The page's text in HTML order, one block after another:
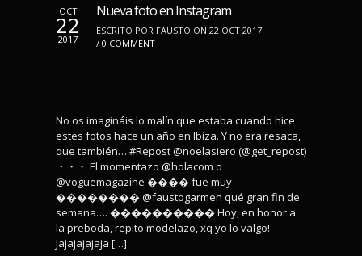
OCT
22
2017
Nueva foto en Instagram
ESCRITO POR FAUSTO ON 22 OCT 2017
/ 0 COMMENT
No os imagináis lo malín que estaba cuando hice
estes fotos hace un año en Ibiza. Y no era resaca,
que también… #Repost @noelasiero (@get_repost)
・・・ El momentazo @holacom o
@voguemagazine ���� fue muy
�������� @faustogarmen qué gran fin de
semana…. ���������� Hoy, en honor a
la preboda, repito modelazo, xq yo lo valgo!
Jajajajajaja […]